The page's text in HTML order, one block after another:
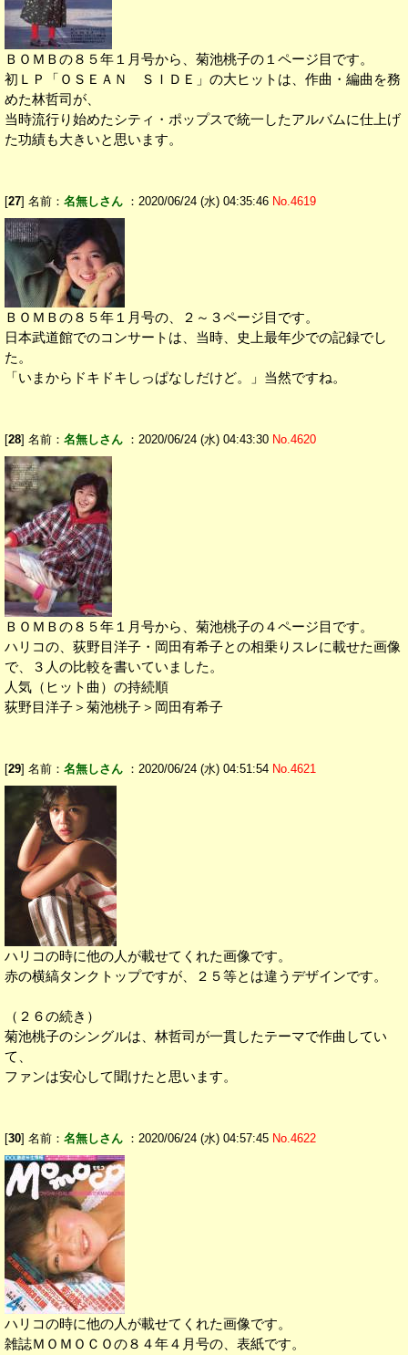
ＢＯＭＢの８５年１月号から、菊池桃子の１ページ目です。
初ＬＰ「ＯＳＥＡＮ ＳＩＤＥ」の大ヒットは、作曲・編曲を務
めた林哲司が、
当時流行り始めたシティ・ポップスで統一したアルバムに仕上げ
た功績も大きいと思います。
[27] 名前： 名無しさん ：2020/06/24 (水) 04:35:46 No.4619
ＢＯＭＢの８５年１月号の、２～３ページ目です。
日本武道館でのコンサートは、当時、史上最年少での記録でし
た。
「いまからドキドキしっぱなしだけど。」当然ですね。
[28] 名前： 名無しさん ：2020/06/24 (水) 04:43:30 No.4620
ＢＯＭＢの８５年１月号から、菊池桃子の４ページ目です。
ハリコの、荻野目洋子・岡田有希子との相乗りスレに載せた画像
で、３人の比較を書いていました。
人気（ヒット曲）の持続順
荻野目洋子＞菊池桃子＞岡田有希子
[29] 名前： 名無しさん ：2020/06/24 (水) 04:51:54 No.4621
ハリコの時に他の人が載せてくれた画像です。
赤の横縞タンクトップですが、２５等とは違うデザインです。
（２６の続き）
菊池桃子のシングルは、林哲司が一貫したテーマで作曲してい
て、
ファンは安心して聞けたと思います。
[30] 名前： 名無しさん ：2020/06/24 (水) 04:57:45 No.4622
ハリコの時に他の人が載せてくれた画像です。
雑誌ＭＯＭＯＣＯの８４年４月号の、表紙です。